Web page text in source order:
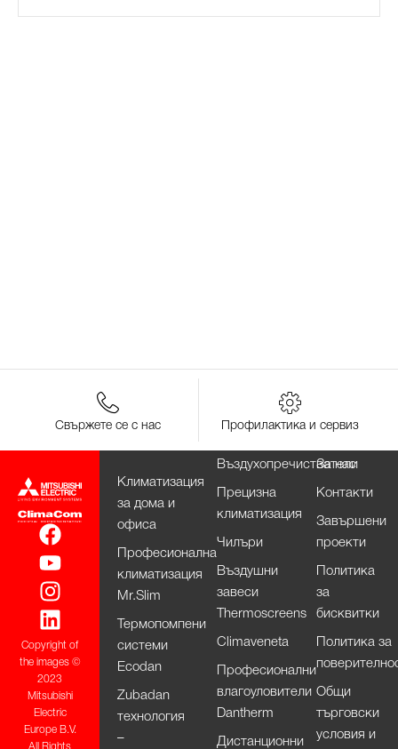
Свържете се с нас Профилактика и сервиз
Copyright of
the images ©
2023
Mitsubishi
Electric
Europe B.V.
All Rights
Климатизация
за дома и
офиса
Професионална
климатизация
Mr.Slim
Термопомпени
системи
Ecodan
Zubadan
технология
–
Въздухопречистватели
Прецизна
климатизация
Чилъри
Въздушни
завеси
Thermoscreens
Climaveneta
Професионални
влагоуловители
Dantherm
Дистанционни
За нас
Контакти
Завършени
проекти
Политика
за
бисквитки
Политика за
Общи
търговски
условия и